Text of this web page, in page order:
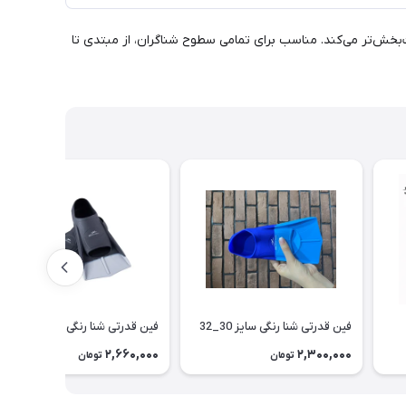
می‌کند. مناسب برای تمامی سطوح شناگران، از مبتدی تا
فین قدرتی شنا رنگی سایز 30_32
2,300,000 تومان
فین قدرتی شنا رنگی
2,660,000 تومان